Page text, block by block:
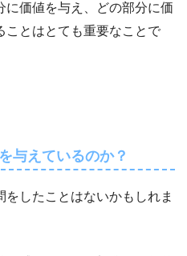
に価値を与え、どの部分に価
ことはとても重要なことで
与えているのか？
したことはないかもしれま